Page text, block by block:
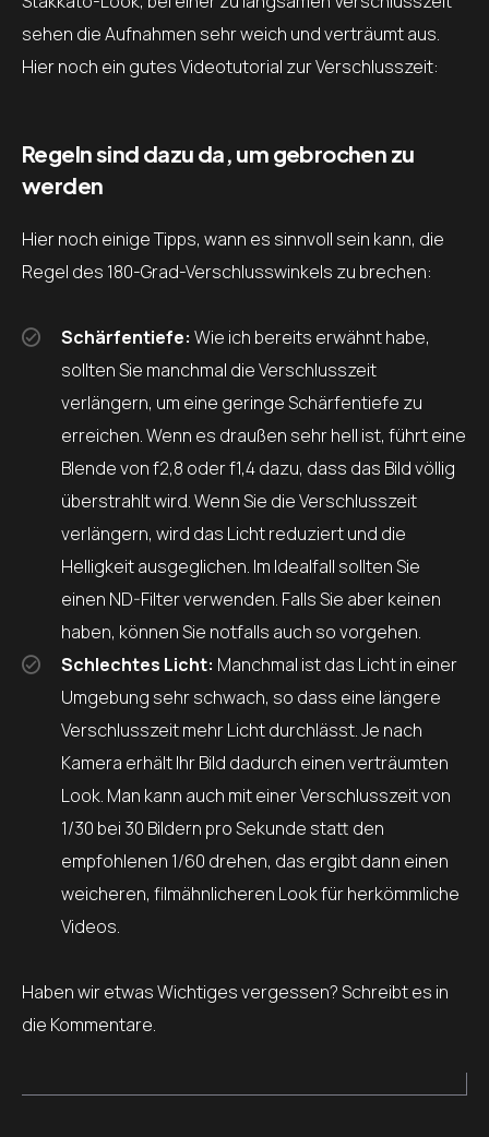
sehen die Aufnahmen sehr weich und verträumt aus.
Hier noch ein gutes Videotutorial zur Verschlusszeit:
Regeln sind dazu da, um gebrochen zu
werden
Hier noch einige Tipps, wann es sinnvoll sein kann, die
Regel des 180-Grad-Verschlusswinkels zu brechen:
Schärfentiefe: Wie ich bereits erwähnt habe,
sollten Sie manchmal die Verschlusszeit
verlängern, um eine geringe Schärfentiefe zu
erreichen. Wenn es draußen sehr hell ist, führt eine
Blende von f2,8 oder f1,4 dazu, dass das Bild völlig
überstrahlt wird. Wenn Sie die Verschlusszeit
verlängern, wird das Licht reduziert und die
Helligkeit ausgeglichen. Im Idealfall sollten Sie
einen ND-Filter verwenden. Falls Sie aber keinen
haben, können Sie notfalls auch so vorgehen.
Schlechtes Licht: Manchmal ist das Licht in einer
Umgebung sehr schwach, so dass eine längere
Verschlusszeit mehr Licht durchlässt. Je nach
Kamera erhält Ihr Bild dadurch einen verträumten
Look. Man kann auch mit einer Verschlusszeit von
1/30 bei 30 Bildern pro Sekunde statt den
empfohlenen 1/60 drehen, das ergibt dann einen
weicheren, filmähnlicheren Look für herkömmliche
Videos.
Haben wir etwas Wichtiges vergessen? Schreibt es in
die Kommentare.